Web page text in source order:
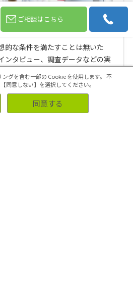
的な条件を満たすことは無いた
ンタビュー、調査データなどの実
想の人物像でなく、リアリティを
スタッフが受け入れられるペルソ
ご相談はこちら
グを含む一部の Cookie を使用します。 不
同意しない】を選択してください。
同意する